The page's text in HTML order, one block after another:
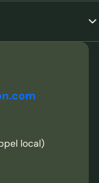
local)